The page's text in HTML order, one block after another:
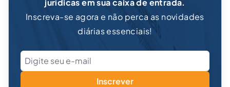
jurídicas em sua caixa de entrada.
Inscreva-se agora e não perca as novidades
diárias essenciais!
Inscrever